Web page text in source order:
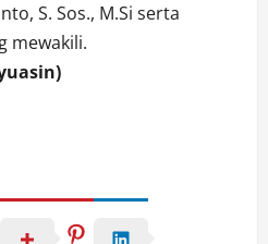
S. Sos., M.Si serta
mewakili.